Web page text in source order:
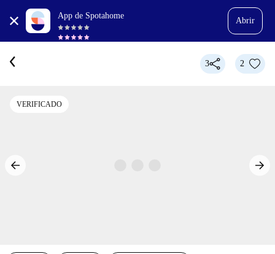
App de Spotahome
Abrir
3 2
VERIFICADO